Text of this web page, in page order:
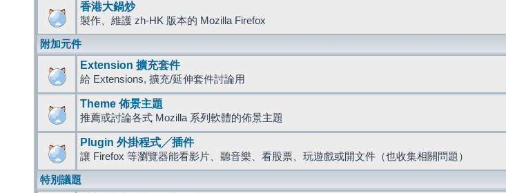
香港大鍋炒
製作、維護 zh-HK 版本的 Mozilla Firefox
附加元件
Extension 擴充套件
給 Extensions, 擴充/延伸套件討論用
Theme 佈景主題
推薦或討論各式 Mozilla 系列軟體的佈景主題
Plugin 外掛程式╱插件
讓 Firefox 等瀏覽器能看影片、聽音樂、看股票、玩遊戲或開文件（也收集相關問題）
特別議題